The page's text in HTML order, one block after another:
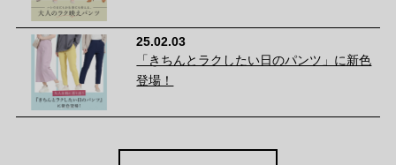
25.02.03
「きちんとラクしたい日のパンツ」に新色
登場！